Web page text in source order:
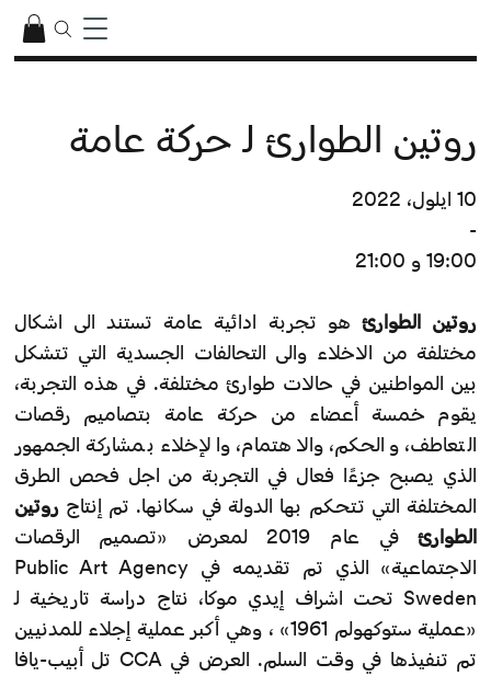
10 ايلول، 2022
-
19:00 و 21:00
روتين الطوارئهو تجربة ادائية عامة تستند الى اشكال
مختلفة من الاخلاء والى التحالفات الجسدية التي تتشكل
بين المواطنين في حالات طوارئ مختلفة. في هذه التجربة،
يقوم خمسة أعضاء من حركة عامة بتصاميم رقصات
التعاطف، والحكم، والاهتمام، والإخلاء بمشاركة الجمهور
الذي يصبح جزءًا فعال في التجربة من اجل فحص الطرق
المختلفة التي تتحكم بها الدولة في سكانها. تم إنتاج روتين
الطوارئ
في عام 2019 لمعرض «تصميم الرقصات
الاجتماعية» الذي تم تقديمه في Public Art Agency
Sweden تحت اشراف إيدي موكا، نتاج دراسة تاريخية لـ
«عملية ستوكهولم 1961» ، وهي أكبر عملية إجلاء للمدنيين
تم تنفيذها في وقت السلم. العرض في CCA تل أبيب-يافا
روتين الطوارئ لـ حركة عامة